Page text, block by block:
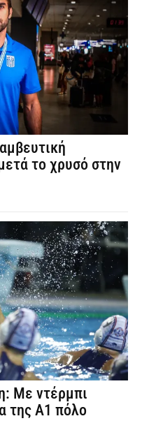
το χρυσό στην
Με ντέρμπι
της Α1 πόλο